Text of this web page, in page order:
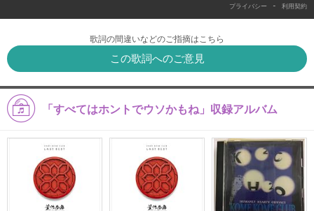
プライバシー - 利用契約
歌詞の間違いなどのご指摘はこちら
この歌詞へのご意見
「すべてはホントでウソかもね」収録アルバム